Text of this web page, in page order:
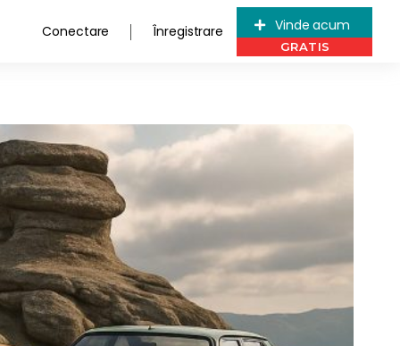
Conectare Înregistrare Vinde acum